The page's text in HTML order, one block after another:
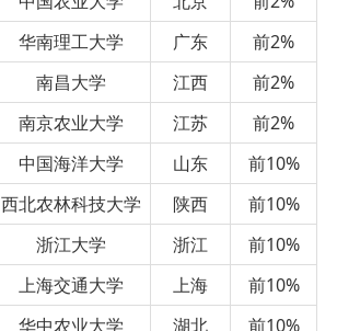
华南理工大学 广东
前2%
南昌大学 江西
前2%
南京农业大学 江苏
前2%
中国海洋大学 山东
前10%
西北农林科技大学 陕西
前10%
浙江大学 浙江
前10%
上海交通大学 上海
前10%
华中农业大学 湖北
前10%